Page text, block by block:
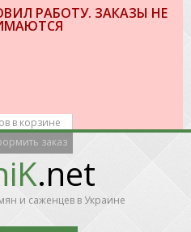
РАБОТУ. ЗАКАЗЫ НЕ
в корзине
заказ
.net
и саженцев в Украине